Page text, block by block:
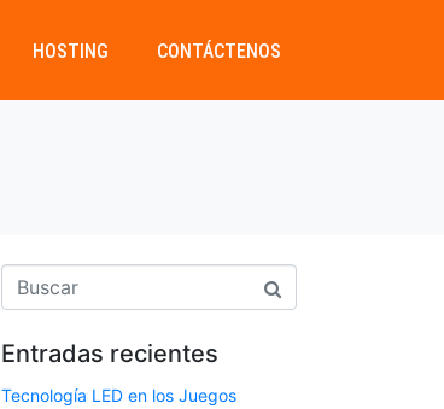
HOSTING CONTÁCTENOS
Entradas recientes
Tecnología LED en los Juegos